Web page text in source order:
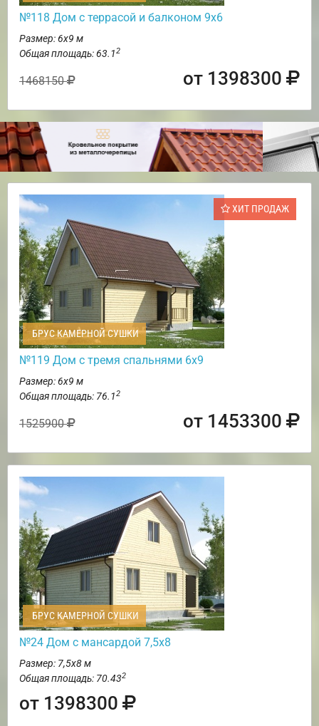
№118 Дом с террасой и балконом 9х6
Размер: 6х9 м
Общая площадь: 63.12
1468150 от 1398300
ХИТ ПРОДАЖ
БРУС КАМЕРНОЙ СУШКИ
№119 Дом с тремя спальнями 6х9
Размер: 6х9 м
Общая площадь: 76.12
1525900 от 1453300
БРУС КАМЕРНОЙ СУШКИ
№24 Дом с мансардой 7,5х8
Размер: 7,5х8 м
Общая площадь: 70.432
от 1398300